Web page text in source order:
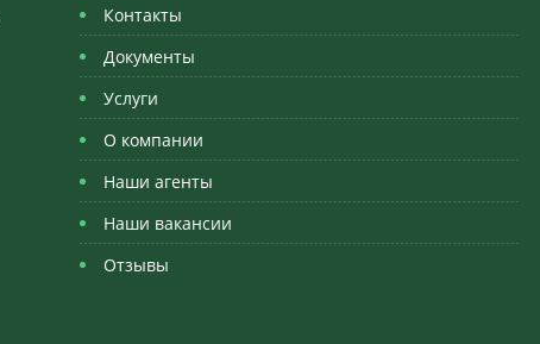
Контакты
Документы
Услуги
О компании
Наши агенты
Наши вакансии
Отзывы